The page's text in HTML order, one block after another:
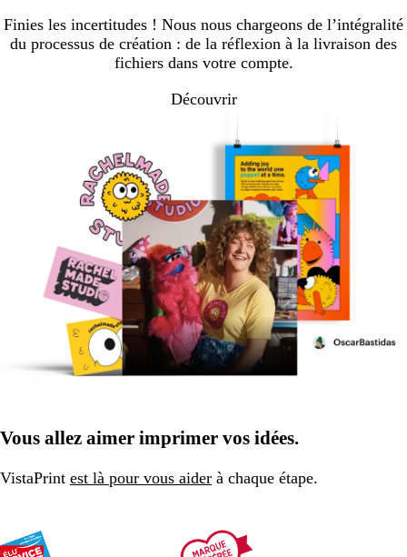
Finies les incertitudes ! Nous nous chargeons de l’intégralité
du processus de création : de la réflexion à la livraison des
fichiers dans votre compte.
Découvrir
Vous allez aimer imprimer vos idées.
VistaPrint est là pour vous aider à chaque étape.